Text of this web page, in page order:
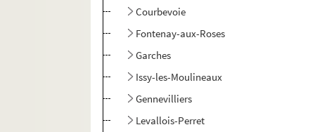
Courbevoie
Fontenay-aux-Roses
Garches
Issy-les-Moulineaux
Gennevilliers
Levallois-Perret